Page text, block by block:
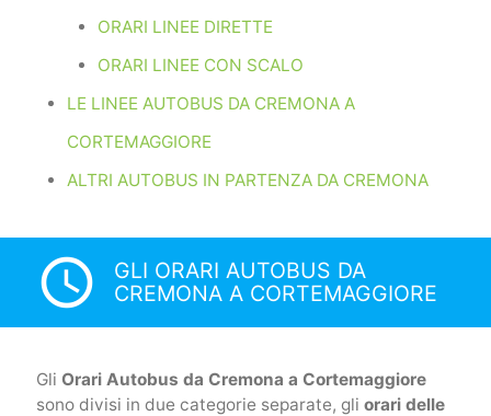
ORARI LINEE DIRETTE
ORARI LINEE CON SCALO
LE LINEE AUTOBUS DA CREMONA A
CORTEMAGGIORE
ALTRI AUTOBUS IN PARTENZA DA CREMONA
access_time
GLI ORARI AUTOBUS DA
CREMONA A CORTEMAGGIORE
Gli Orari Autobus da Cremona a Cortemaggiore
sono divisi in due categorie separate, gli orari delle